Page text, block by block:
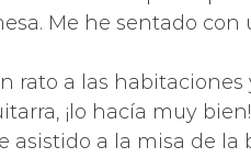
Me he sentado
rato a las
¡lo hacía muy
asistido a la misa de